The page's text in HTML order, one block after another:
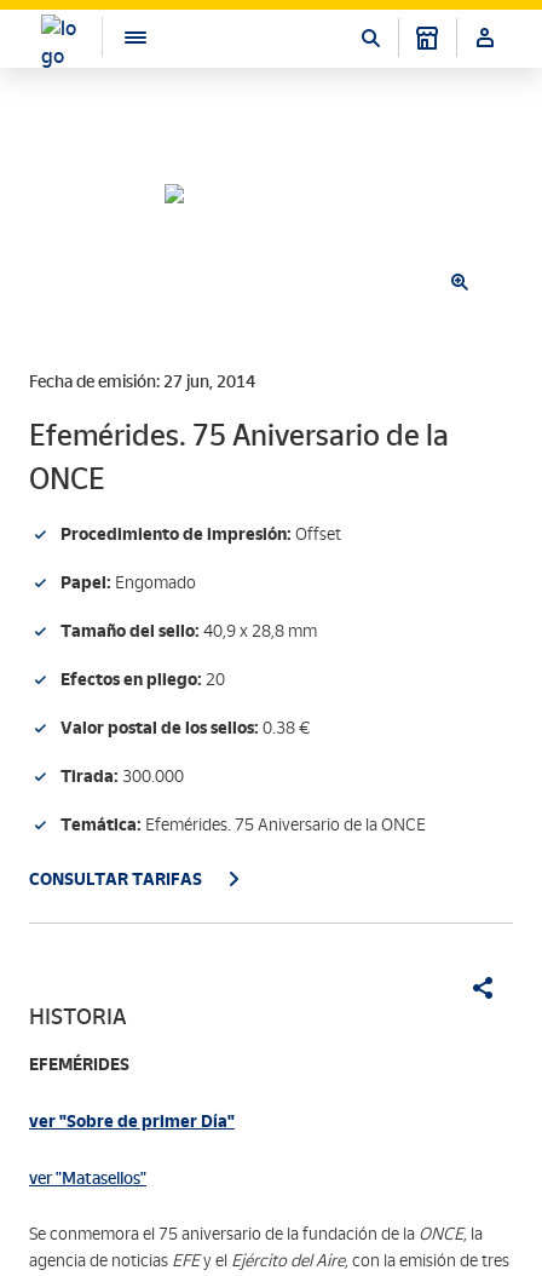
Fecha de emisión: 27 jun, 2014
Efemérides. 75 Aniversario de la
ONCE
Procedimiento de impresión: Offset
Papel: Engomado
Tamaño del sello: 40,9 x 28,8 mm
Efectos en pliego: 20
Valor postal de los sellos: 0.38 €
Tirada: 300.000
Temática: Efemérides. 75 Aniversario de la ONCE
CONSULTAR TARIFAS
HISTORIA
EFEMÉRIDES
ver "Sobre de primer Día"
ver "Matasellos"
Se conmemora el 75 aniversario de la fundación de la ONCE, la
agencia de noticias EFEy el Ejército del Aire, con la emisión de tres